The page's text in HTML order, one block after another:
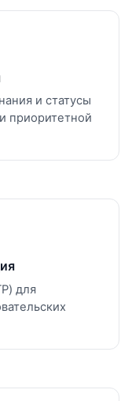
и статусы
приоритетной
для